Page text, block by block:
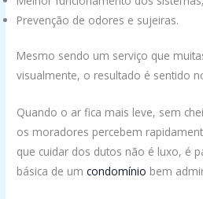
Prevenção de odores e sujeiras.
Mesmo sendo um serviço que
visualmente, o resultado é sentido
Quando o ar fica mais leve, sem
os moradores percebem
que cuidar dos dutos não é luxo, é
básica de umcondomínio bem